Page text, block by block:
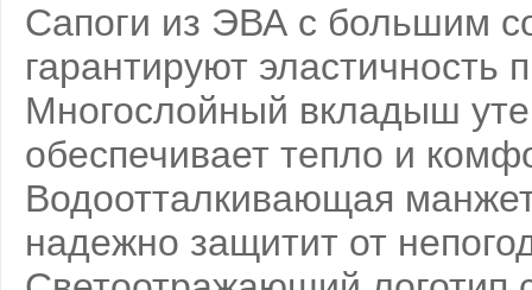
Сапоги из ЭВА с большим
гарантируют
Многослойный вкладыш
обеспечивает тепло и
Водоотталкивающая
надежно защитит от